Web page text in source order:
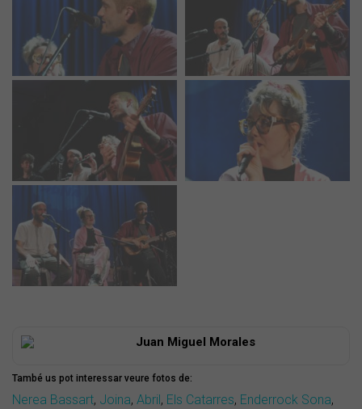
Juan Miguel Morales
També us pot interessar veure fotos de:
Nerea Bassart, Joina, Abril, Els Catarres, Enderrock Sona,